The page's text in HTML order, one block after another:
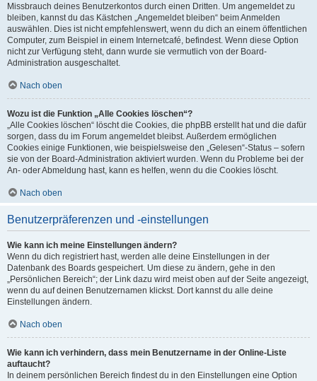
Missbrauch deines Benutzerkontos durch einen Dritten. Um angemeldet zu
bleiben, kannst du das Kästchen „Angemeldet bleiben“ beim Anmelden
auswählen. Dies ist nicht empfehlenswert, wenn du dich an einem öffentlichen
Computer, zum Beispiel in einem Internetcafé, befindest. Wenn diese Option
nicht zur Verfügung steht, dann wurde sie vermutlich von der Board-
Administration ausgeschaltet.
Nach oben
Wozu ist die Funktion „Alle Cookies löschen“?
„Alle Cookies löschen“ löscht die Cookies, die phpBB erstellt hat und die dafür
sorgen, dass du im Forum angemeldet bleibst. Außerdem ermöglichen
Cookies einige Funktionen, wie beispielsweise den „Gelesen“-Status – sofern
sie von der Board-Administration aktiviert wurden. Wenn du Probleme bei der
An- oder Abmeldung hast, kann es helfen, wenn du die Cookies löscht.
Nach oben
Benutzerpräferenzen und -einstellungen
Wie kann ich meine Einstellungen ändern?
Wenn du dich registriert hast, werden alle deine Einstellungen in der
Datenbank des Boards gespeichert. Um diese zu ändern, gehe in den
„Persönlichen Bereich“; der Link dazu wird meist oben auf der Seite angezeigt,
wenn du auf deinen Benutzernamen klickst. Dort kannst du alle deine
Einstellungen ändern.
Nach oben
Wie kann ich verhindern, dass mein Benutzername in der Online-Liste
auftaucht?
In deinem persönlichen Bereich findest du in den Einstellungen eine Option